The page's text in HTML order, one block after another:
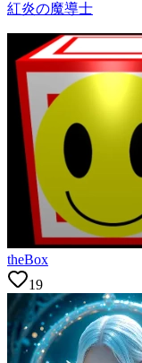
紅炎の魔導士
theBox
19